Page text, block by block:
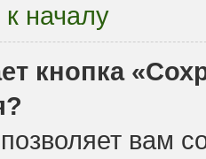
началу
кнопка
вам